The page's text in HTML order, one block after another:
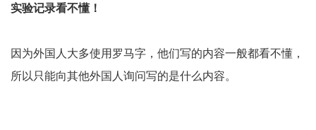
实验记录看不懂！
因为外国人大多使用罗马字，他们写的内容一般都看不懂，
所以只能向其他外国人询问写的是什么内容。